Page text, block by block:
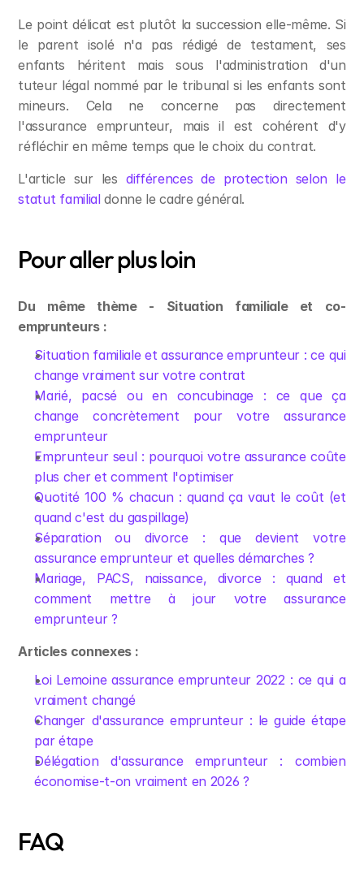
Le point délicat est plutôt la succession elle-même. Si
le parent isolé n'a pas rédigé de testament, ses
enfants héritent mais sous l'administration d'un
tuteur légal nommé par le tribunal si les enfants sont
mineurs. Cela ne concerne pas directement
l'assurance emprunteur, mais il est cohérent d'y
réfléchir en même temps que le choix du contrat.
L'article sur les différences de protection selon le
statut familial donne le cadre général.
Pour aller plus loin
Du même thème - Situation familiale et co-
emprunteurs :
Situation familiale et assurance emprunteur : ce qui
change vraiment sur votre contrat
Marié, pacsé ou en concubinage : ce que ça
change concrètement pour votre assurance
emprunteur
Emprunteur seul : pourquoi votre assurance coûte
plus cher et comment l'optimiser
Quotité 100 % chacun : quand ça vaut le coût (et
quand c'est du gaspillage)
Séparation ou divorce : que devient votre
assurance emprunteur et quelles démarches ?
Mariage, PACS, naissance, divorce : quand et
comment mettre à jour votre assurance
emprunteur ?
Articles connexes :
Loi Lemoine assurance emprunteur 2022 : ce qui a
vraiment changé
Changer d'assurance emprunteur : le guide étape
par étape
Délégation d'assurance emprunteur : combien
économise-t-on vraiment en 2026 ?
FAQ